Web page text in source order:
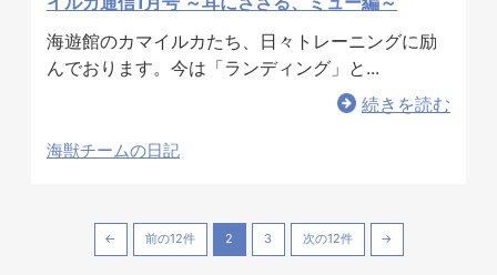
海遊館のカマイルカたち、日々トレーニングに励
んでおります。今は「ランディング」と...
続きを読む
海獣チームの日記
← 前の12件 2 3 次の12件 →